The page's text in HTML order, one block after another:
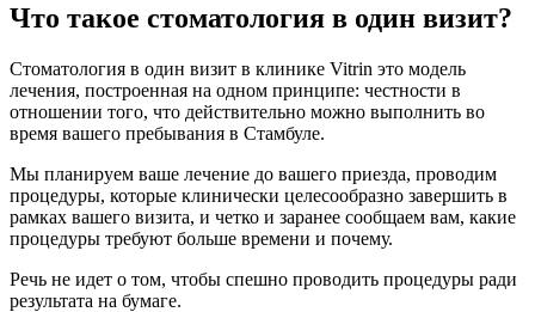
Что такое стоматология в один визит?
Стоматология в один визит в клинике Vitrin это модель
лечения, построенная на одном принципе: честности в
отношении того, что действительно можно выполнить во
время вашего пребывания в Стамбуле.
Мы планируем ваше лечение до вашего приезда, проводим
процедуры, которые клинически целесообразно завершить в
рамках вашего визита, и четко и заранее сообщаем вам, какие
процедуры требуют больше времени и почему.
Речь не идет о том, чтобы спешно проводить процедуры ради
результата на бумаге.